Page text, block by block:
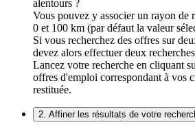
alentours ?
Vous pouvez y associer un rayon de
0 et 100 km (par défaut la valeur
Si vous recherchez des offres sur
devez alors effectuer deux
Lancez votre recherche en cliquant
offres d'emploi correspondant à vos
restituée.
2. Affiner les résultats de votre